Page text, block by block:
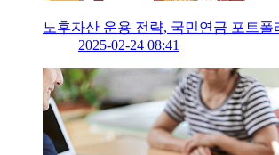
노후자산 운용 전략, 국민연금 포트
2025-02-24 08:41